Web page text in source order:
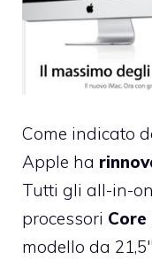
Come indicato
Apple ha
Tutti gli all-in-
processori Core
modello da